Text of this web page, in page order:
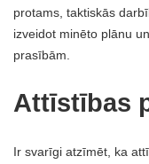
protams, taktiskās
izveidot minēto plānu
prasībām.
Attīstības
Ir svarīgi atzīmēt, ka